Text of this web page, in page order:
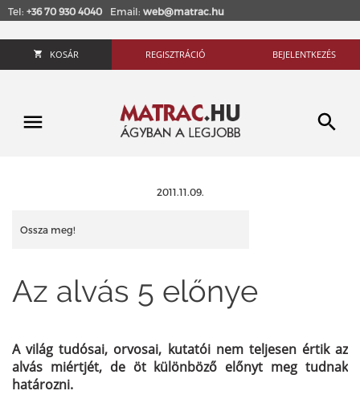
Tel: +36 70 930 4040 Email: web@matrac.hu
KOSÁR REGISZTRÁCIÓ BEJELENTKEZÉS
2011.11.09.
Ossza meg!
Az alvás 5 előnye
A világ tudósai, orvosai, kutatói nem teljesen értik az
alvás miértjét, de öt különböző előnyt meg tudnak
határozni.